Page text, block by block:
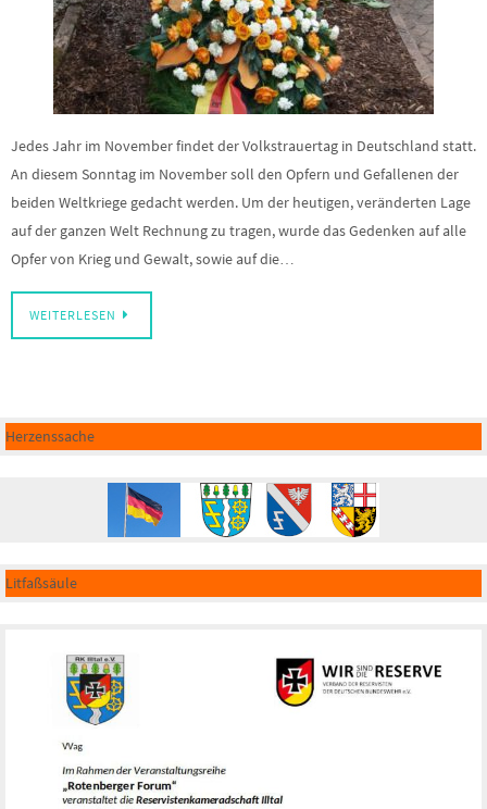
Jedes Jahr im November findet der Volkstrauertag in Deutschland statt.
An diesem Sonntag im November soll den Opfern und Gefallenen der
beiden Weltkriege gedacht werden. Um der heutigen, veränderten Lage
auf der ganzen Welt Rechnung zu tragen, wurde das Gedenken auf alle
Opfer von Krieg und Gewalt, sowie auf die…
WEITERLESEN
Herzenssache
Litfaßsäule